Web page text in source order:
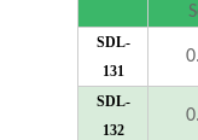
SDL-
131
SDL-
132